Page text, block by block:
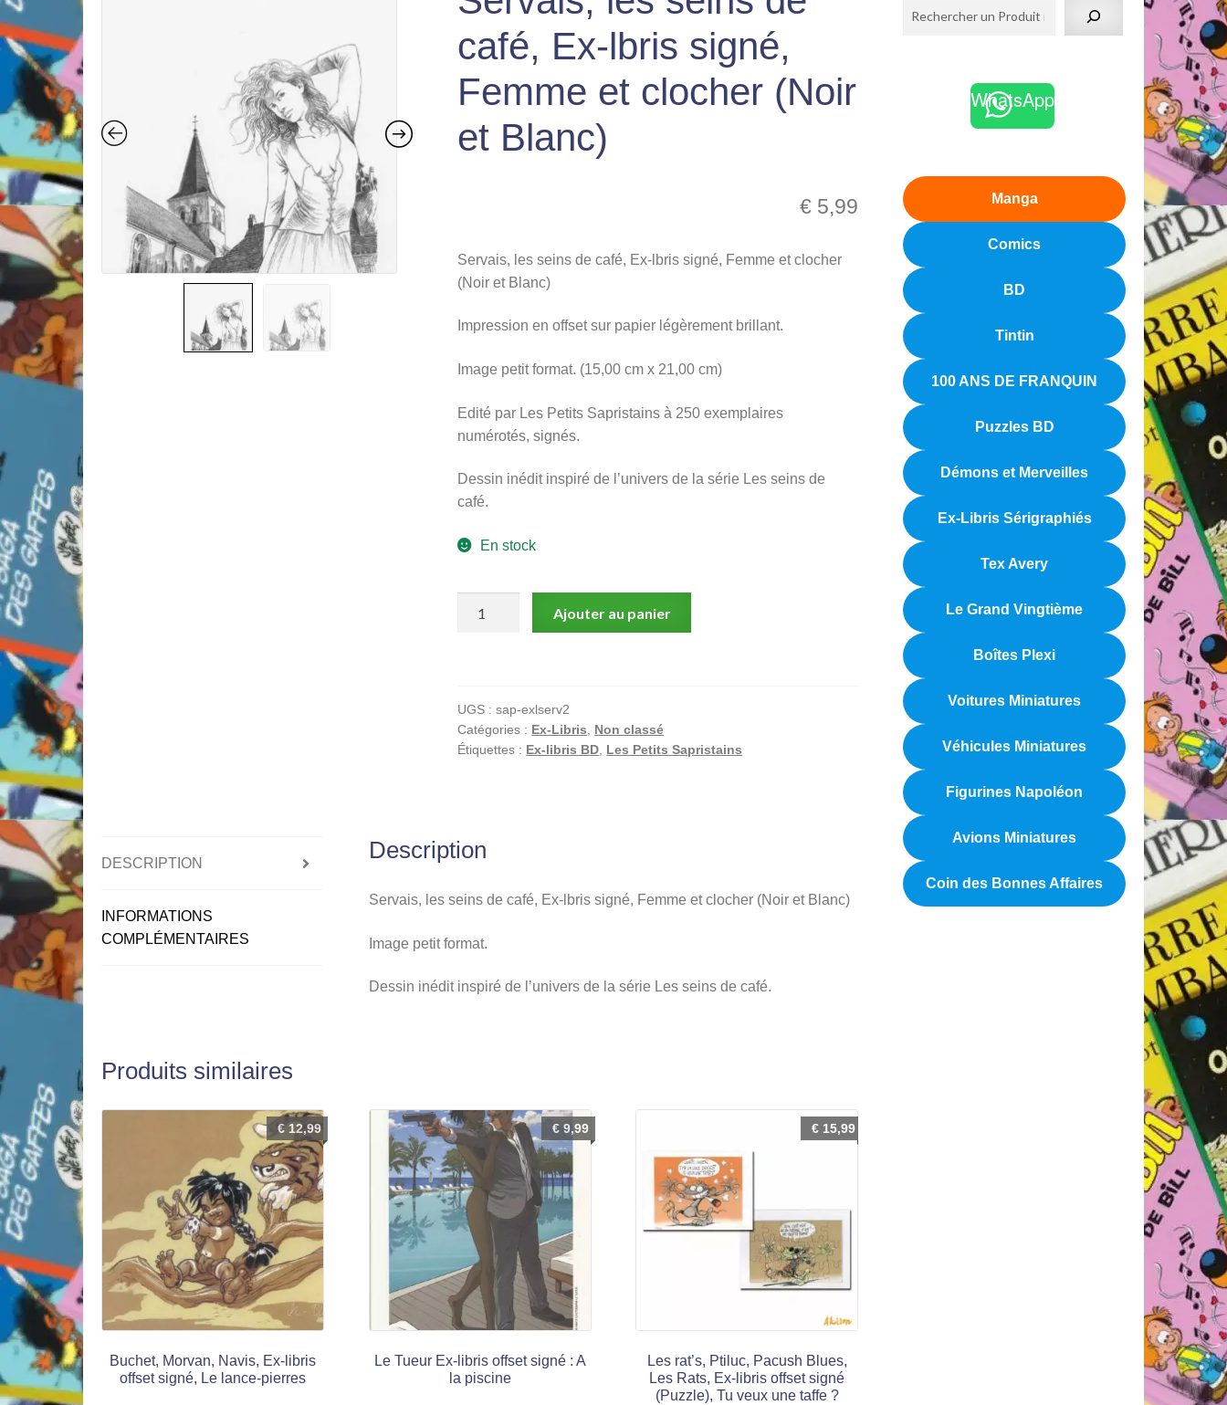
café, Ex-lbris signé,
Femme et clocher (Noir
et Blanc)
€ 5,99
Servais, les seins de café, Ex-lbris signé, Femme et clocher
(Noir et Blanc)
Impression en offset sur papier légèrement brillant.
Image petit format. (15,00 cm x 21,00 cm)
Edité par Les Petits Sapristains à 250 exemplaires
numérotés, signés.
Dessin inédit inspiré de l’univers de la série Les seins de
café.
En stock
de
café,
et
(Noir
Blanc)
Ajouter au panier
UGS :sap-exlserv2
Catégories : Ex-Libris, Non classé
Étiquettes : Ex-libris BD, Les Petits Sapristains
DESCRIPTION
INFORMATIONS
COMPLÉMENTAIRES
Description
Servais, les seins de café, Ex-lbris signé, Femme et clocher (Noir et Blanc)
Image petit format.
Dessin inédit inspiré de l’univers de la série Les seins de café.
Produits similaires
Buchet, Morvan, Navis, Ex-libris
offset signé, Le lance-pierres
€12,99
Le Tueur Ex-libris offset signé : A
la piscine
€9,99
Les rat’s, Ptiluc, Pacush Blues,
Les Rats, Ex-libris offset signé
(Puzzle), Tu veux une taffe ?
€ 15,99
WhatsApp
Manga
Comics
BD
Tintin
100 ANS DE FRANQUIN
Puzzles BD
Démons et Merveilles
Ex-Libris Sérigraphiés
Tex Avery
Le Grand Vingtième
Boîtes Plexi
Voitures Miniatures
Véhicules Miniatures
Figurines Napoléon
Avions Miniatures
Coin des Bonnes Affaires